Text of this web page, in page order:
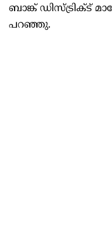
ബാങ്ക് ഡിസ്ട്രിക്‌ട്
പറഞ്ഞു.